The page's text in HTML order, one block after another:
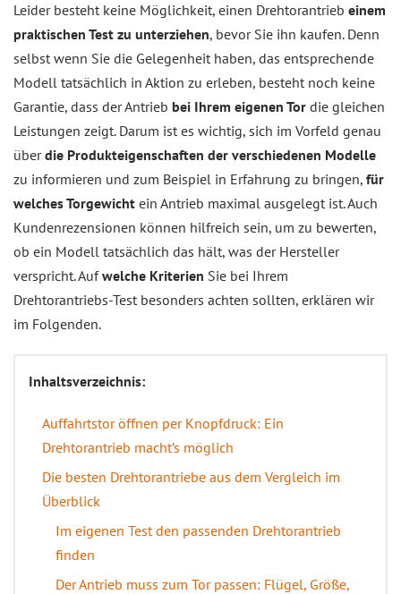
Leider besteht keine Möglichkeit, einen Drehtorantrieb einem
praktischen Test zu unterziehen, bevor Sie ihn kaufen. Denn
selbst wenn Sie die Gelegenheit haben, das entsprechende
Modell tatsächlich in Aktion zu erleben, besteht noch keine
Garantie, dass der Antrieb bei Ihrem eigenen Tor die gleichen
Leistungen zeigt. Darum ist es wichtig, sich im Vorfeld genau
überdie Produkteigenschaften der verschiedenen Modelle
zu informieren und zum Beispiel in Erfahrung zu bringen, für
welches Torgewicht ein Antrieb maximal ausgelegt ist. Auch
Kundenrezensionen können hilfreich sein, um zu bewerten,
ob ein Modell tatsächlich das hält, was der Hersteller
verspricht. Aufwelche Kriterien Sie bei Ihrem
Drehtorantriebs-Test besonders achten sollten, erklären wir
im Folgenden.
Inhaltsverzeichnis:
Auffahrtstor öffnen per Knopfdruck: Ein
Drehtorantrieb macht’s möglich
Die besten Drehtorantriebe aus dem Vergleich im
Überblick
Im eigenen Test den passenden Drehtorantrieb
finden
Der Antrieb muss zum Tor passen: Flügel, Größe,